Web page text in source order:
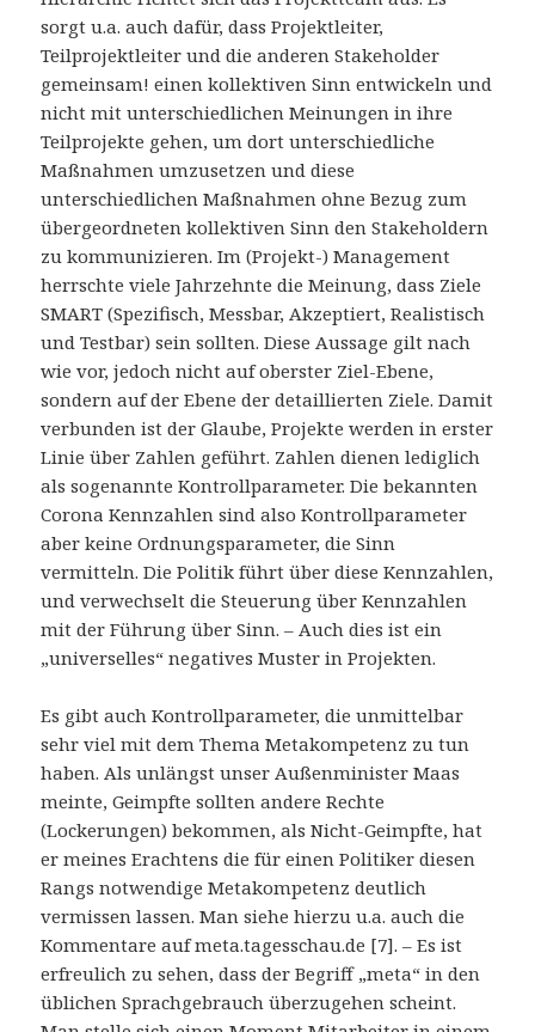
sorgt u.a. auch dafür, dass Projektleiter,
Teilprojektleiter und die anderen Stakeholder
gemeinsam! einen kollektiven Sinn entwickeln und
nicht mit unterschiedlichen Meinungen in ihre
Teilprojekte gehen, um dort unterschiedliche
Maßnahmen umzusetzen und diese
unterschiedlichen Maßnahmen ohne Bezug zum
übergeordneten kollektiven Sinn den Stakeholdern
zu kommunizieren. Im (Projekt-) Management
herrschte viele Jahrzehnte die Meinung, dass Ziele
SMART (Spezifisch, Messbar, Akzeptiert, Realistisch
und Testbar) sein sollten. Diese Aussage gilt nach
wie vor, jedoch nicht auf oberster Ziel-Ebene,
sondern auf der Ebene der detaillierten Ziele. Damit
verbunden ist der Glaube, Projekte werden in erster
Linie über Zahlen geführt. Zahlen dienen lediglich
als sogenannte Kontrollparameter. Die bekannten
Corona Kennzahlen sind also Kontrollparameter
aber keine Ordnungsparameter, die Sinn
vermitteln. Die Politik führt über diese Kennzahlen,
und verwechselt die Steuerung über Kennzahlen
mit der Führung über Sinn. – Auch dies ist ein
„universelles“ negatives Muster in Projekten.
Es gibt auch Kontrollparameter, die unmittelbar
sehr viel mit dem Thema Metakompetenz zu tun
haben. Als unlängst unser Außenminister Maas
meinte, Geimpfte sollten andere Rechte
(Lockerungen) bekommen, als Nicht-Geimpfte, hat
er meines Erachtens die für einen Politiker diesen
Rangs notwendige Metakompetenz deutlich
vermissen lassen. Man siehe hierzu u.a. auch die
Kommentare auf meta.tagesschau.de [7]. – Es ist
erfreulich zu sehen, dass der Begriff „meta“ in den
üblichen Sprachgebrauch überzugehen scheint.